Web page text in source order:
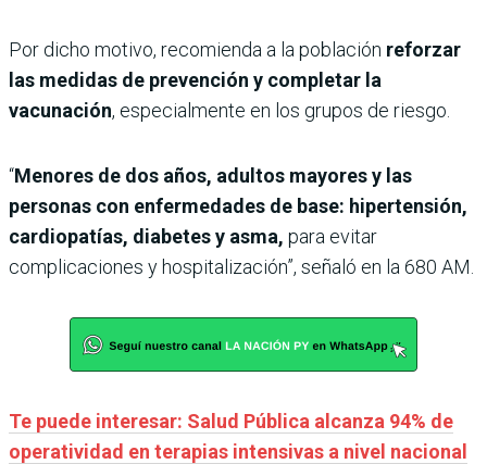
Por dicho motivo, recomienda a la población reforzar
las medidas de prevención y completar la
vacunación, especialmente en los grupos de riesgo.
“Menores de dos años, adultos mayores y las
personas con enfermedades de base: hipertensión,
cardiopatías, diabetes y asma, para evitar
complicaciones y hospitalización”, señaló en la 680 AM.
Te puede interesar: Salud Pública alcanza 94% de
operatividad en terapias intensivas a nivel nacional